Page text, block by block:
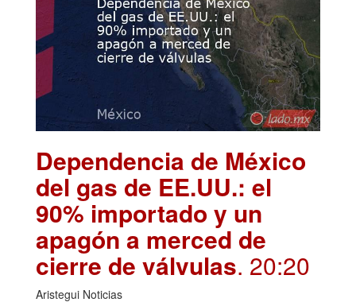
Dependencia de México
del gas de EE.UU.: el
90% importado y un
apagón a merced de
cierre de válvulas. 20:20
Aristegui Noticias